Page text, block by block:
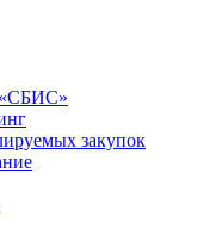
«СБИС»
закупок